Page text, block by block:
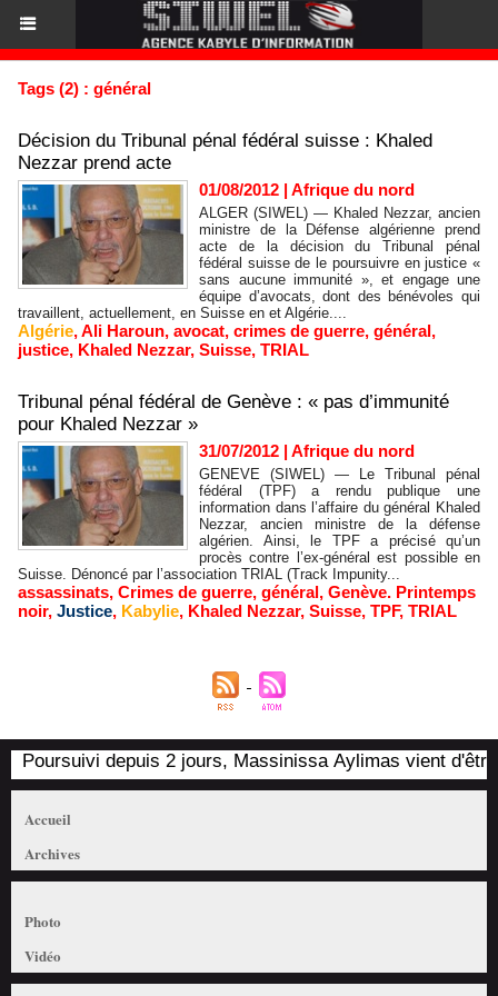
Tags (2) : général
Décision du Tribunal pénal fédéral suisse : Khaled
Nezzar prend acte
01/08/2012 | Afrique du nord
ALGER (SIWEL) — Khaled Nezzar, ancien
ministre de la Défense algérienne prend
acte de la décision du Tribunal pénal
fédéral suisse de le poursuivre en justice «
sans aucune immunité », et engage une
équipe d’avocats, dont des bénévoles qui
travaillent, actuellement, en Suisse en et Algérie....
Algérie,Ali Haroun, avocat, crimes de guerre, général,
justice, Khaled Nezzar, Suisse, TRIAL
Tribunal pénal fédéral de Genève : « pas d’immunité
pour Khaled Nezzar »
31/07/2012 | Afrique du nord
GENEVE (SIWEL) — Le Tribunal pénal
fédéral (TPF) a rendu publique une
information dans l’affaire du général Khaled
Nezzar, ancien ministre de la défense
algérien. Ainsi, le TPF a précisé qu’un
procès contre l’ex-général est possible en
Suisse. Dénoncé par l’association TRIAL (Track Impunity...
assassinats, Crimes de guerre, général, Genève. Printemps
noir, Justice, Kabylie, Khaled Nezzar, Suisse, TPF, TRIAL
Poursuivi depuis 2 jours, Massinissa Aylimas vient
Accueil
Archives
Photo
Vidéo